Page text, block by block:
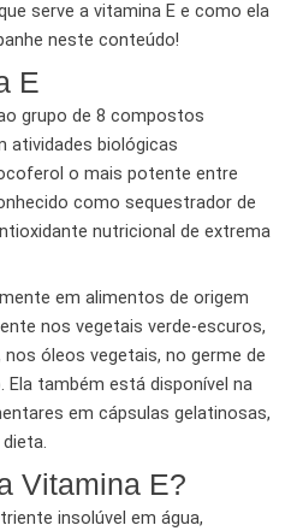
serve a vitamina E e como ela
neste conteúdo!
E
grupo de 8 compostos
atividades biológicas
o mais potente entre
como sequestrador de
nutricional de extrema
em alimentos de origem
nos vegetais verde-escuros,
óleos vegetais, no germe de
Ela também está disponível na
em cápsulas gelatinosas,
Vitamina E?
insolúvel em água,